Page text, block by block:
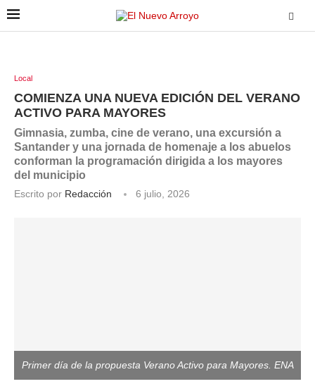
Local
COMIENZA UNA NUEVA EDICIÓN DEL VERANO
ACTIVO PARA MAYORES
Gimnasia, zumba, cine de verano, una excursión a
Santander y una jornada de homenaje a los abuelos
conforman la programación dirigida a los mayores
del municipio
Escrito por Redacción 6 julio, 2026
Primer día de la propuesta Verano Activo para Mayores. ENA